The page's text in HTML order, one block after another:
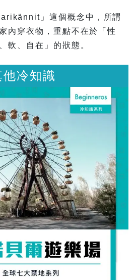
」這個概念中，所謂
內穿衣物，重點不在於「性
軟、自在」的狀態。
他冷知識